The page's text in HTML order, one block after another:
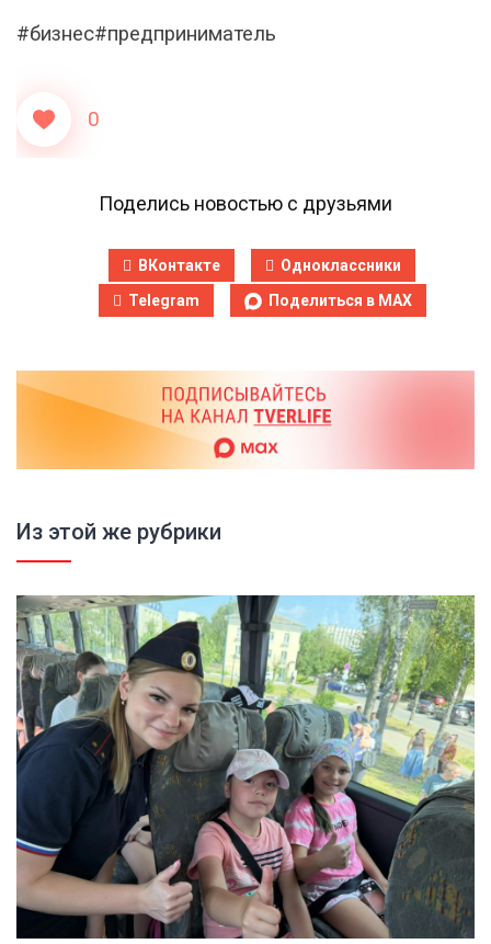
#бизнес#предприниматель
0
Поделись новостью с друзьями
ВКонтакте
Одноклассники
Telegram
Поделиться в MAX
Из этой же рубрики